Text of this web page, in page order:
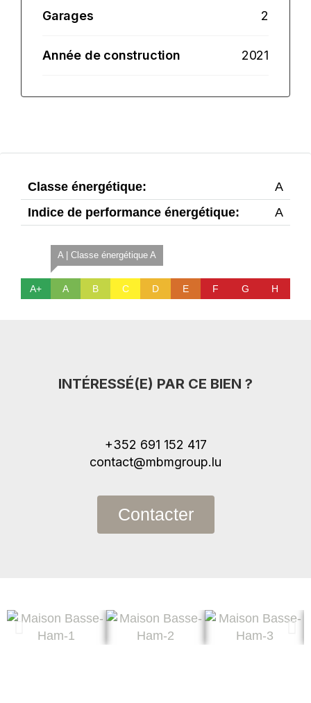
Garages 2
Année de construction 2021
Classe énergétique:
A
Indice de performance énergétique:
A
A+
A | Classe énergétique A
A B C D E F G H
INTÉRESSÉ(E) PAR CE BIEN ?
+352 691 152 417
contact@mbmgroup.lu
Contacter